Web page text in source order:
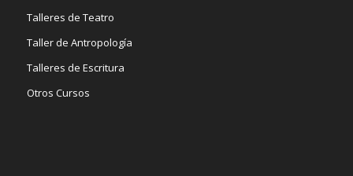
Talleres de Teatro
Taller de Antropología
Talleres de Escritura
Otros Cursos